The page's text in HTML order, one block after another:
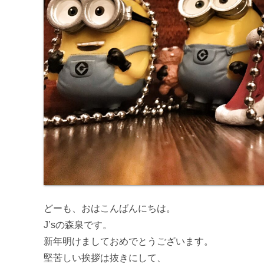
どーも、おはこんばんにちは。
J’sの森泉です。
新年明けましておめでとうございます。
堅苦しい挨拶は抜きにして、